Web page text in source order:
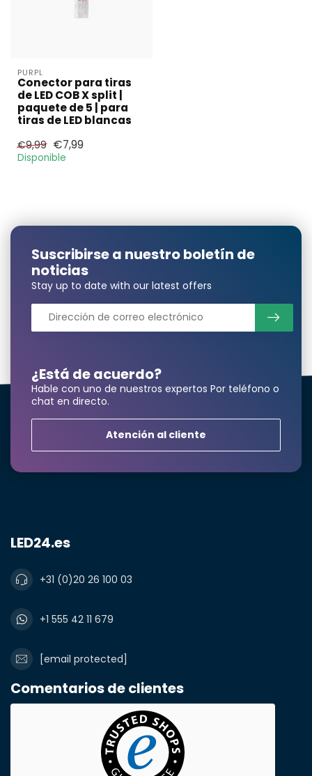
PURPL
Conector para tiras
de LED COB X split |
paquete de 5 | para
tiras de LED blancas
€9,99 €7,99
Disponible
¿Necesita una
cantidad mayor?
Nombre y apellidos*
correo electrónico*
¿Está de acuerdo?
Hable con uno de nuestros expertos Por teléfono o
chat en directo.
Atención al cliente
Suscribirse a nuestro boletín de
noticias
Stay up to date with our latest offers
LED24.es
+31 (0)20 26 100 03
+1 555 42 11 679
[email protected]
Comentarios de clientes